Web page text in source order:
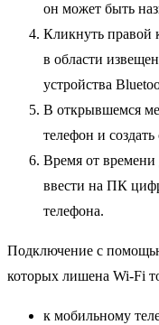
он может быть
Кликнуть правой
в области
устройства
В открывшемся
телефон и
Время от времени
ввести на ПК
телефона.
Подключение с
которых лишена Wi-Fi
к мобильному